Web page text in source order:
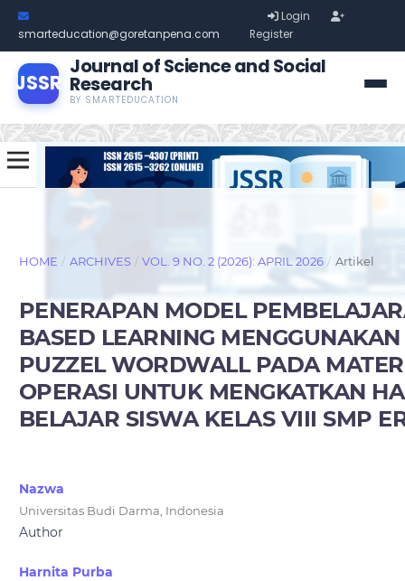
smarteducation@goretanpena.com
Login
Register
JSSR
Journal of Science and Social
Research
BY SMARTEDUCATION
HOME / ARCHIVES / VOL. 9 NO. 2 (2026): APRIL 2026 / Artikel
PENERAPAN MODEL
BASED LEARNING
PUZZEL WORDWALL PADA
OPERASI UNTUK MENGKATKAN
BELAJAR SISWA KELAS VIII SMP
Nazwa
Universitas Budi Darma, Indonesia
Author
Harnita Purba